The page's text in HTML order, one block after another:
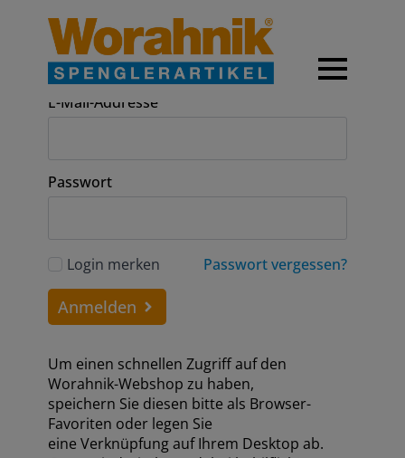
Anmeldung
E-Mail-Addresse
Passwort
Login merken Passwort vergessen?
Anmelden
Um einen schnellen Zugriff auf den
Worahnik-Webshop zu haben,
speichern Sie diesen bitte als Browser-
Favoriten oder legen Sie
eine Verknüpfung auf Ihrem Desktop ab.